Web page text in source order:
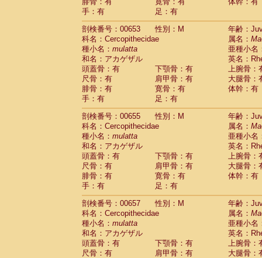
手：有
足：有
剖検番号：00653
性別：M
年齢：
科名：Cercopithecidae
属名：
種小名： mulatta
亜種小名
和名：アカゲザル
英名：
頭蓋骨：有
下顎骨：有
上腕骨：
尺骨：有
肩甲骨：有
大腿骨：
腓骨：有
寛骨：有
体幹：有
手：有
足：有
剖検番号：00655
性別：M
年齢：
科名：Cercopithecidae
属名：
種小名： mulatta
亜種小名
和名：アカゲザル
英名：
頭蓋骨：有
下顎骨：有
上腕骨：
尺骨：有
肩甲骨：有
大腿骨：
腓骨：有
寛骨：有
体幹：有
手：有
足：有
剖検番号：00657
性別：M
年齢：
科名：Cercopithecidae
属名：
種小名： mulatta
亜種小名
和名：アカゲザル
英名：
頭蓋骨：有
下顎骨：有
上腕骨：
尺骨：有
肩甲骨：有
大腿骨：